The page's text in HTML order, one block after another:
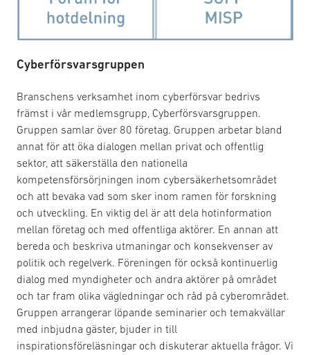
Cyberförsvarsgruppen
Branschens verksamhet inom cyberförsvar bedrivs
främst i vår medlemsgrupp, Cyberförsvarsgruppen.
Gruppen samlar över 80 företag. Gruppen arbetar bland
annat för att öka dialogen mellan privat och offentlig
sektor, att säkerställa den nationella
kompetensförsörjningen inom cybersäkerhetsområdet
och att bevaka vad som sker inom ramen för forskning
och utveckling. En viktig del är att dela hotinformation
mellan företag och med offentliga aktörer. En annan att
bereda och beskriva utmaningar och konsekvenser av
politik och regelverk. Föreningen för också kontinuerlig
dialog med myndigheter och andra aktörer på området
och tar fram olika vägledningar och råd på cyberområdet.
Gruppen arrangerar löpande seminarier och temakvällar
med inbjudna gäster, bjuder in till
inspirationsföreläsningar och diskuterar aktuella frågor. Vi